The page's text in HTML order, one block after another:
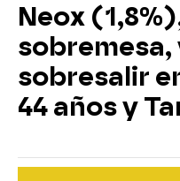
Neox
sobremesa,
sobresalir
44 años y